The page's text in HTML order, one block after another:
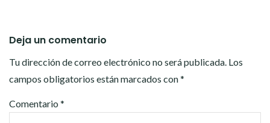
Deja un comentario
Tu dirección de correo electrónico no será publicada. Los
campos obligatorios están marcados con*
Comentario *